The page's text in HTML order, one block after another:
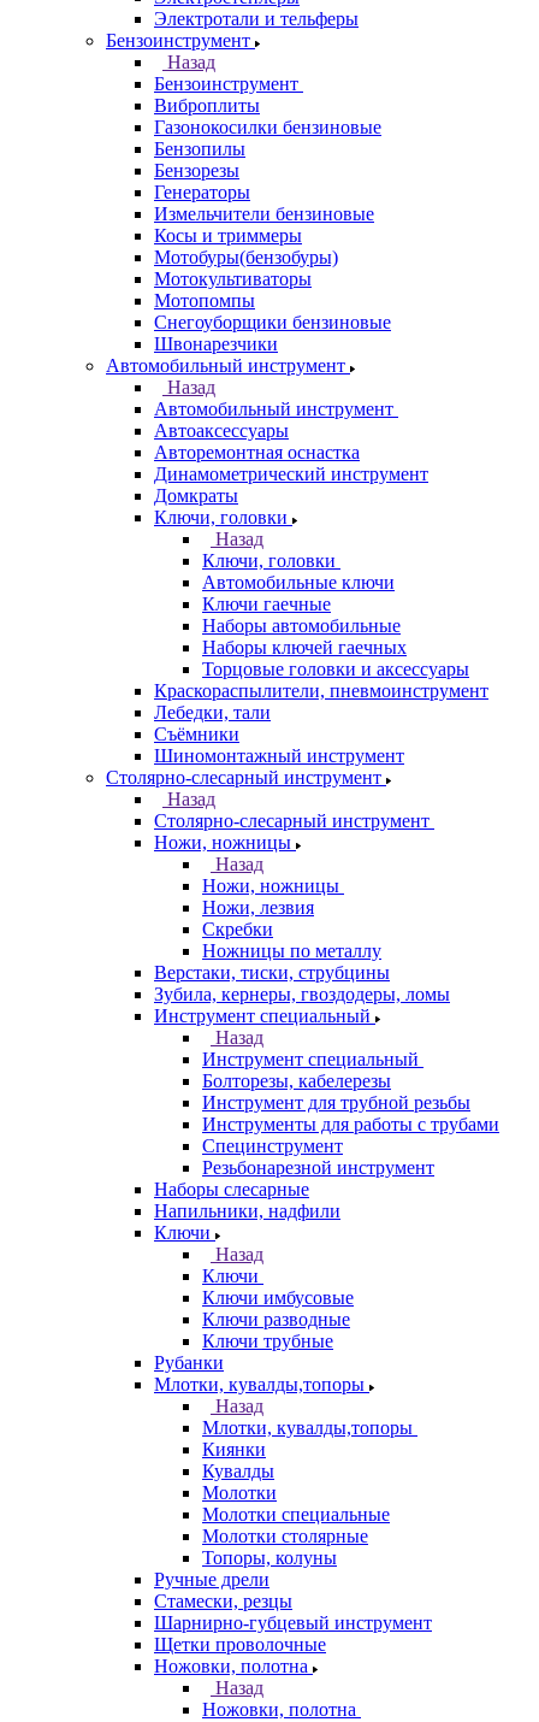
Электротали и тельферы
Бензоинструмент
Назад
Бензоинструмент
Виброплиты
Газонокосилки бензиновые
Бензопилы
Бензорезы
Генераторы
Измельчители бензиновые
Косы и триммеры
Мотобуры(бензобуры)
Мотокультиваторы
Мотопомпы
Снегоуборщики бензиновые
Швонарезчики
Автомобильный инструмент
Назад
Автомобильный инструмент
Автоаксессуары
Авторемонтная оснастка
Динамометрический инструмент
Домкраты
Ключи, головки
Назад
Ключи, головки
Автомобильные ключи
Ключи гаечные
Наборы автомобильные
Наборы ключей гаечных
Торцовые головки и аксессуары
Краскораспылители, пневмоинструмент
Лебедки, тали
Съёмники
Шиномонтажный инструмент
Столярно-слесарный инструмент
Назад
Столярно-слесарный инструмент
Ножи, ножницы
Назад
Ножи, ножницы
Ножи, лезвия
Скребки
Ножницы по металлу
Верстаки, тиски, струбцины
Зубила, кернеры, гвоздодеры, ломы
Инструмент специальный
Назад
Инструмент специальный
Болторезы, кабелерезы
Инструмент для трубной резьбы
Инструменты для работы с трубами
Специнструмент
Резьбонарезной инструмент
Наборы слесарные
Напильники, надфили
Ключи
Назад
Ключи
Ключи имбусовые
Ключи разводные
Ключи трубные
Рубанки
Млотки, кувалды,топоры
Назад
Млотки, кувалды,топоры
Киянки
Кувалды
Молотки
Молотки специальные
Молотки столярные
Топоры, колуны
Ручные дрели
Стамески, резцы
Шарнирно-губцевый инструмент
Щетки проволочные
Ножовки, полотна
Назад
Ножовки, полотна